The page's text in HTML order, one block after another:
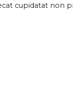
cupidatat